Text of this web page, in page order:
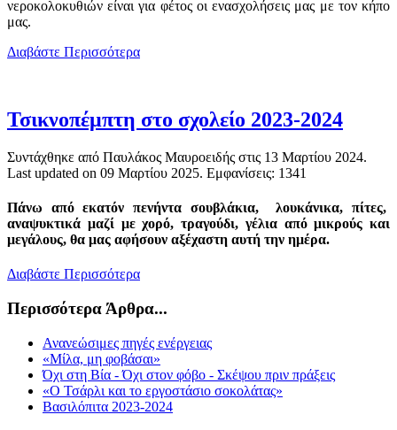
νεροκολοκυθιών είναι για φέτος οι ενασχολήσεις μας με τον κήπο
μας.
Διαβάστε Περισσότερα
Τσικνοπέμπτη στο σχολείο 2023-2024
Συντάχθηκε από Παυλάκος Μαυροειδής στις 13 Μαρτίου 2024.
Last updated on 09 Μαρτίου 2025. Εμφανίσεις: 1341
Πάνω από εκατόν πενήντα σουβλάκια, λουκάνικα, πίτες,
αναψυκτικά μαζί με χορό, τραγούδι, γέλια από μικρούς και
μεγάλους, θα μας αφήσουν αξέχαστη αυτή την ημέρα.
Διαβάστε Περισσότερα
Περισσότερα Άρθρα...
Ανανεώσιμες πηγές ενέργειας
«Μίλα, μη φοβάσαι»
Όχι στη Βία - Όχι στον φόβο - Σκέψου πριν πράξεις
«Ο Τσάρλι και το εργοστάσιο σοκολάτας»
Βασιλόπιτα 2023-2024